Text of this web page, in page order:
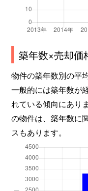
築年数×売却価
物件の築年数別の平
一般的には築年数が
れている傾向にあり
の物件は、築年数に
スもあります。